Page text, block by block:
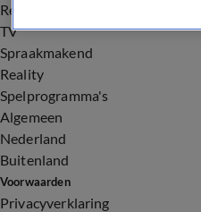
Rechtszaken
TV
Spraakmakend
Reality
Spelprogramma's
Algemeen
Nederland
Buitenland
Voorwaarden
Privacyverklaring